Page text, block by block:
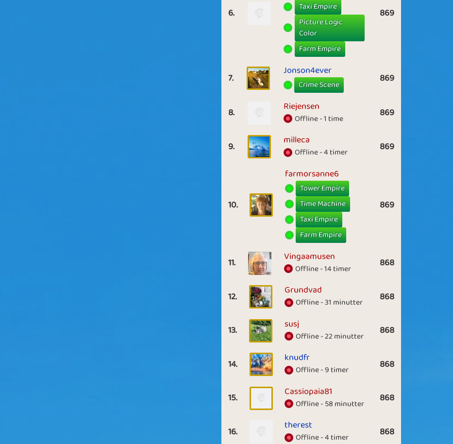
6.
Taxi Empire
Picture Logic
Color
Farm Empire
869
7.
Jonson4ever
Crime Scene 869
8. Riejensen
Offline - 1 time 869
9. milleca
Offline - 4 timer 869
10.
farmorsanne6
Tower Empire
Time Machine
Taxi Empire
Farm Empire
869
11. Vingaamusen
Offline - 14 timer 868
12. Grundvad
Offline - 31 minutter 868
13. susj
Offline - 22 minutter 868
14. knudfr
Offline - 9 timer 868
15. Cassiopaia81
Offline - 58 minutter 868
16. therest
Offline - 4 timer 868